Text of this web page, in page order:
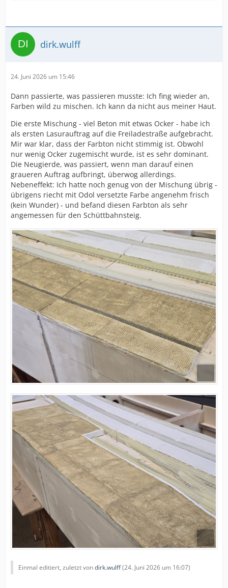
dirk.wulff
24. Juni 2026 um 15:46
Dann passierte, was passieren musste: Ich fing wieder an,
Farben wild zu mischen. Ich kann da nicht aus meiner Haut.
Die erste Mischung - viel Beton mit etwas Ocker - habe ich
als ersten Lasurauftrag auf die Freiladestraße aufgebracht.
Mir war klar, dass der Farbton nicht stimmig ist. Obwohl
nur wenig Ocker zugemischt wurde, ist es sehr dominant.
Die Neugierde, was passiert, wenn man darauf einen
graueren Auftrag aufbringt, überwog allerdings.
Nebeneffekt: Ich hatte noch genug von der Mischung übrig -
übrigens riecht mit Odol versetzte Farbe angenehm frisch
(kein Wunder) - und befand diesen Farbton als sehr
angemessen für den Schüttbahnsteig.
Einmal editiert, zuletzt vondirk.wulff(24. Juni 2026 um 16:07)